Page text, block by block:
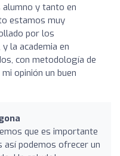
alumno y tanto en
estamos muy
por los
la academia en
con metodología de
opinión un buen
que es importante
podemos ofrecer un